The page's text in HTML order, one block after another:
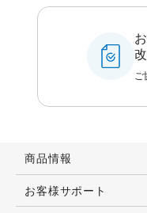
ご
商品情報
お客様サポート